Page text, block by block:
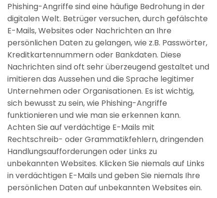
Phishing-Angriffe sind eine häufige Bedrohung in der
digitalen Welt. Betrüger versuchen, durch gefälschte
E-Mails, Websites oder Nachrichten an Ihre
persönlichen Daten zu gelangen, wie z.B. Passwörter,
Kreditkartennummern oder Bankdaten. Diese
Nachrichten sind oft sehr überzeugend gestaltet und
imitieren das Aussehen und die Sprache legitimer
Unternehmen oder Organisationen. Es ist wichtig,
sich bewusst zu sein, wie Phishing-Angriffe
funktionieren und wie man sie erkennen kann.
Achten Sie auf verdächtige E-Mails mit
Rechtschreib- oder Grammatikfehlern, dringenden
Handlungsaufforderungen oder Links zu
unbekannten Websites. Klicken Sie niemals auf Links
in verdächtigen E-Mails und geben Sie niemals Ihre
persönlichen Daten auf unbekannten Websites ein.